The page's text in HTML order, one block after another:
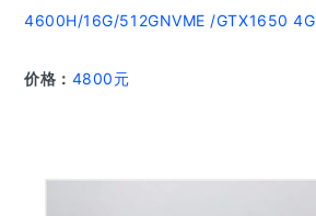
4600H/16G/512GNVME /GTX1650 4G
价格： 4800元